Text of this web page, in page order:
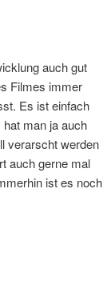
auch gut
Filmes immer
Es ist einfach
man ja auch
verarscht werden
auch gerne mal
ist es noch